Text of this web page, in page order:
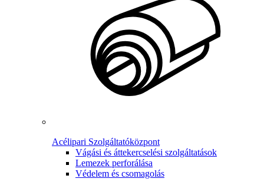
Acélipari Szolgáltatóközpont
Vágási és áttekercselési szolgáltatások
Lemezek perforálása
Védelem és csomagolás